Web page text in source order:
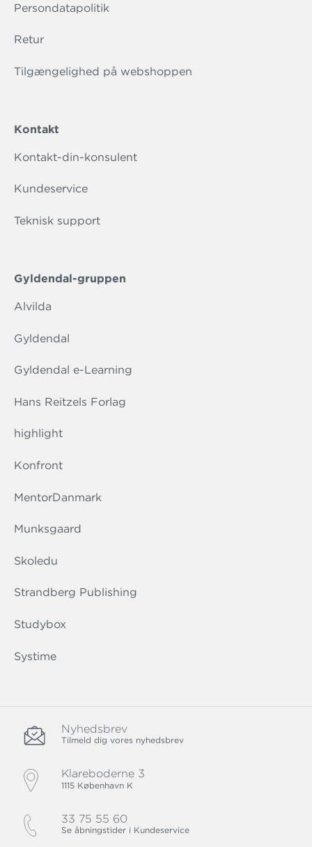
Persondatapolitik
Retur
Tilgængelighed på webshoppen
Kontakt
Kontakt-din-konsulent
Kundeservice
Teknisk support
Gyldendal-gruppen
Alvilda
Gyldendal
Gyldendal e-Learning
Hans Reitzels Forlag
highlight
Konfront
MentorDanmark
Munksgaard
Skoledu
Strandberg Publishing
Studybox
Systime
Nyhedsbrev
Tilmeld dig vores nyhedsbrev
Klareboderne 3
1115 København K
33 75 55 60
Se åbningstider i Kundeservice